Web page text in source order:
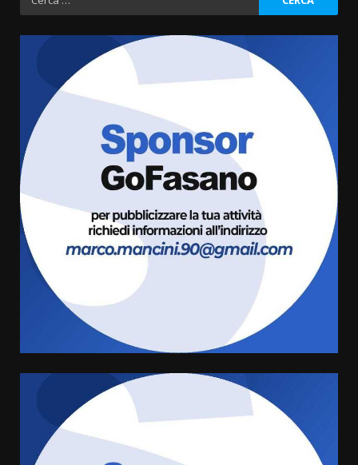
per:
Politiche Giovanili e Mobilità
Sostenibile: premiati gli studenti
universitari del bando “La strada
giusta”
8 Agosto 2026 07:15
“I Contestatori: Musica di
Rivoluzione”: nuovo
appuntamento con “Fasano in
Banda”
amarezza per esclusione dal
campionato di calcio”
7 Agosto 2026 06:00